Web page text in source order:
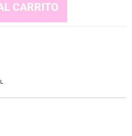
CARRITO